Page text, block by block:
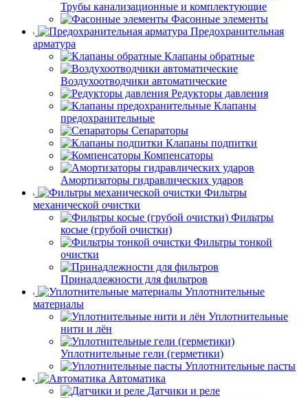
Трубы канализационные и комплектующие
Фасонные элементы
Предохранительная
арматура
Клапаны обратные
Воздухоотводчики автоматические
Редукторы давления
Клапаны
предохранительные
Сепараторы
Клапаны подпитки
Компенсаторы
Амортизаторы гидравлических ударов
Фильтры
механической очистки
Фильтры
косые (грубой очистки)
Фильтры тонкой
очистки
Принадлежности для фильтров
Уплотнительные
материалы
Уплотнительные
нити и лён
Уплотнительные гели (герметики)
Уплотнительные пасты
Автоматика
Датчики и реле